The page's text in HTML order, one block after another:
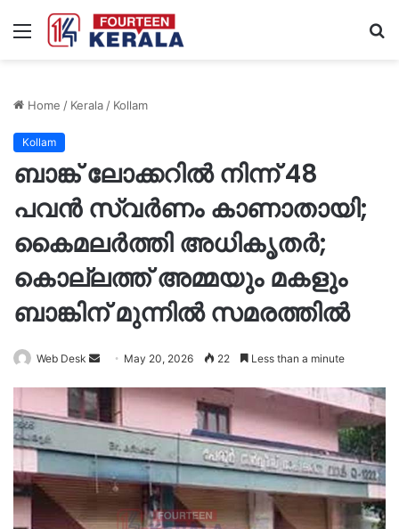
Menu
Home / Kerala/ Kollam
Kollam
ബാങ്ക് ലോക്കറിൽ നിന്ന് 48
പവൻ സ്വർണം കാണാതായി;
കൈമലർത്തി അധികൃതർ;
കൊല്ലത്ത് അമ്മയും മകളും
ബാങ്കിന് മുന്നിൽ സമരത്തിൽ
Web Desk
Send
email
May 20, 2026 22 Less than a minute